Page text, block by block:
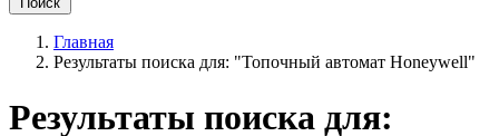
Главная
Результаты поиска для: "Топочный автомат Honeywell"
Результаты поиска для: